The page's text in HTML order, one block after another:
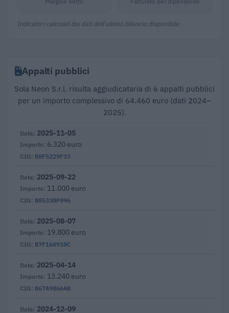
Indicatori calcolati dai dati dell'ultimo bilancio disponibile.
Appalti pubblici
Sola Neon S.r.l. risulta aggiudicataria di 6 appalti pubblici
per un importo complessivo di 64.460 euro (dati 2024–
2025).
B8F5229F33
2025-11-05
6.320 euro
B85330F096
2025-09-22
11.000 euro
B7F160910C
2025-08-07
19.800 euro
B67A9866AB
2025-04-14
13.240 euro
2024-12-09